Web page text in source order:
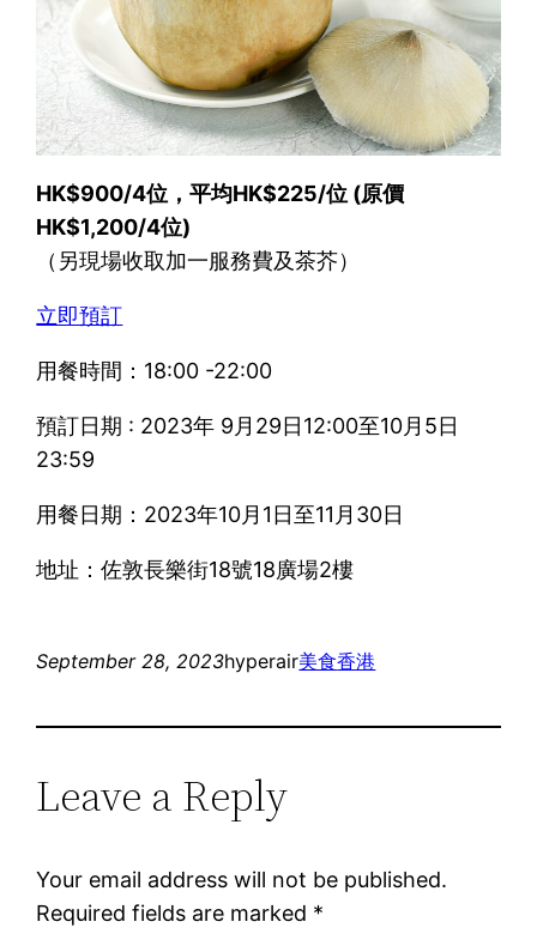
HK$900/4位，平均HK$225/位 (原價
HK$1,200/4位)
（另現場收取加一服務費及茶芥）
立即預訂
用餐時間：18:00 -22:00
預訂日期 : 2023年 9月29日12:00至10月5日
23:59
用餐日期：2023年10月1日至11月30日
地址：佐敦長樂街18號18廣場2樓
September 28, 2023hyperair美食香港
Leave a Reply
Your email address will not be published.
Required fields are marked *